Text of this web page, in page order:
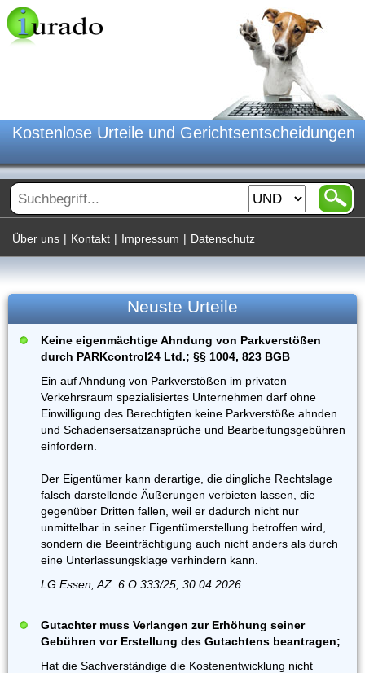
Kostenlose Urteile und Gerichtsentscheidungen
Über uns | Kontakt | Impressum | Datenschutz
Neuste Urteile
Keine eigenmächtige Ahndung von Parkverstößen
durch PARKcontrol24 Ltd.; §§ 1004, 823 BGB
Ein auf Ahndung von Parkverstößen im privaten
Verkehrsraum spezialisiertes Unternehmen darf ohne
Einwilligung des Berechtigten keine Parkverstöße ahnden
und Schadensersatzansprüche und Bearbeitungsgebühren
einfordern.
Der Eigentümer kann derartige, die dingliche Rechtslage
falsch darstellende Äußerungen verbieten lassen, die
gegenüber Dritten fallen, weil er dadurch nicht nur
unmittelbar in seiner Eigentümerstellung betroffen wird,
sondern die Beeinträchtigung auch nicht anders als durch
eine Unterlassungsklage verhindern kann.
LG Essen, AZ: 6 O 333/25, 30.04.2026
Gutachter muss Verlangen zur Erhöhung seiner
Gebühren vor Erstellung des Gutachtens beantragen;
Hat die Sachverständige die Kostenentwicklung nicht